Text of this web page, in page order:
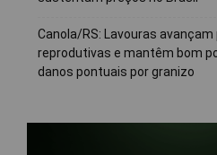
Canola/RS: Lavouras
reprodutivas e mantêm bom
danos pontuais por granizo